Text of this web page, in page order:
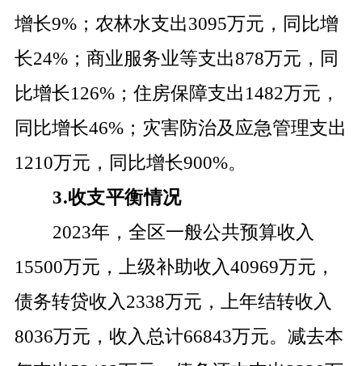
增长9%；农林水支出3095万元，同比增
长24%；商业服务业等支出878万元，同
比增长126%；住房保障支出 1482万元，
同比增长46%；灾害防治及应急管理支出
1210万元，同比增长900%。
3.收支平衡情况
2023年，全区一般公共预算收入
15500万元，上级补助收入40969万元，
债务转贷收入2338万元，上年结转收入
8036万元，收入总计66843万元。减去本